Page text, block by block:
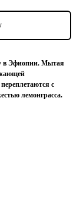
в Эфиопии. Мытая
с
лемонграсса.